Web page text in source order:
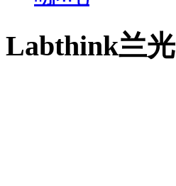
Labthink兰光